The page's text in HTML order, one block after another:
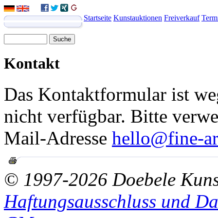
Startseite Kunstauktionen Freiverkauf
Kontakt
Das Kontaktformular ist
nicht verfügbar. Bitte
Mail-Adresse hello@fine-
© 1997-2026 Doebele
Haftungsausschluss und